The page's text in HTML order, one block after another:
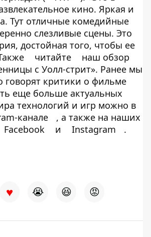
кино. Яркая и
Тут отличные комедийные
слезливые сцены. Это
достойная того, чтобы ее
читайте
наш обзор
с Уолл-стрит». Ранее мы
говорят критики о фильме
еще больше актуальных
технологий и игр можно в
канале
, а также на наших
Facebook и Instagram .
♥ 😭 😆 😡